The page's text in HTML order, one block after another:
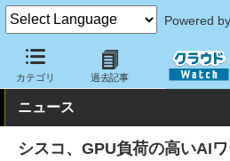
Powered by
カテゴリ 過去記事
クラウド Watch ハード・インフラ
ニュース
シスコ、GPU負荷の高いAI